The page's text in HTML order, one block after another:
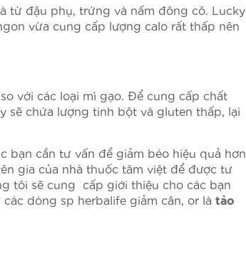
từ đậu phụ, trứng và nấm đông cô. Lucky
vừa cung cấp lượng calo rất thấp nên
với các loại mì gạo. Để cung cấp chất
sẽ chứa lượng tinh bột và gluten thấp, lại
bạn cần tư vấn để giảm béo hiệu quả hơn
gia của nhà thuốc tâm việt để được tư
tôi sẽ cung cấp giới thiệu cho các bạn
dòng sp herbalife giảm cân, or là tảo